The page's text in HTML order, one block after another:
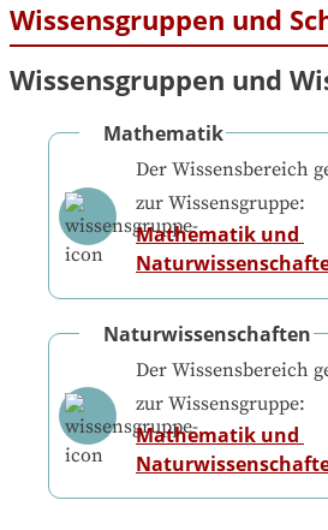
Wissensgruppen und
Wissensgruppen und
Mathematik
Der Wissensbereich
zur Wissensgruppe:
Mathematik und
Naturwissenschaften
Der Wissensbereich
zur Wissensgruppe:
Mathematik und